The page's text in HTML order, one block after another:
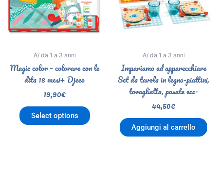
A/ da 1 a 3 anni
Magic color – colorare con le
dita 18 mesi+ Djeco
19,90€
Select options
A/ da 1 a 3 anni
Impariamo ad apparecchiare
Set da tavola in legno-piattini,
tovaglietta, posate ecc-
44,50€
Aggiungi al carrello